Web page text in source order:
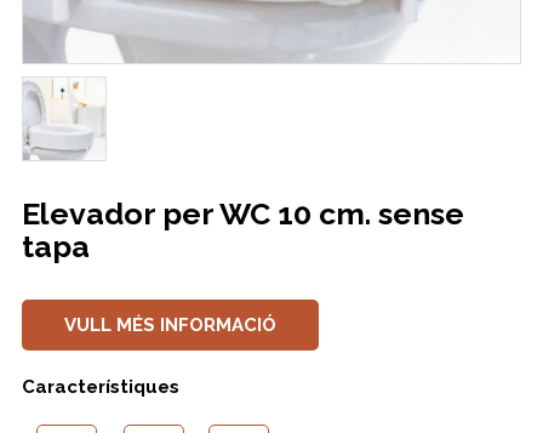
Elevador per WC 10 cm. sense
tapa
VULL MÉS INFORMACIÓ
Característiques